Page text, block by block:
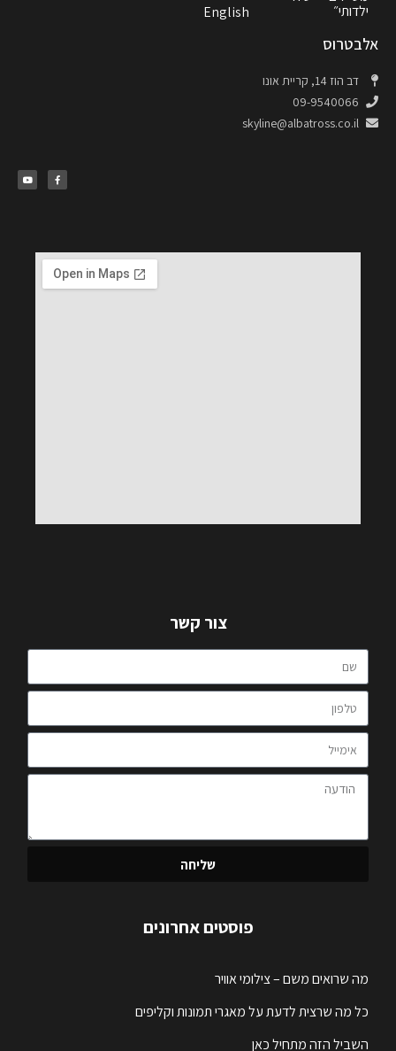
ילדותי״
English
אלבטרוס
דב הוז 14, קריית אונו
09-9540066
skyline@albatross.co.il
צור קשר
שליחה
פוסטים אחרונים
מה שרואים משם – צילומי אוויר
כל מה שרצית לדעת על מאגרי תמונות וקליפים
השביל הזה מתחיל כאן